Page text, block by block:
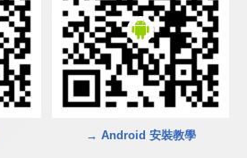
→ Android 安裝教學